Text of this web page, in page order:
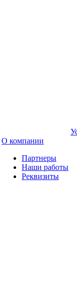
О компании
Партнеры
Наши работы
Реквизиты